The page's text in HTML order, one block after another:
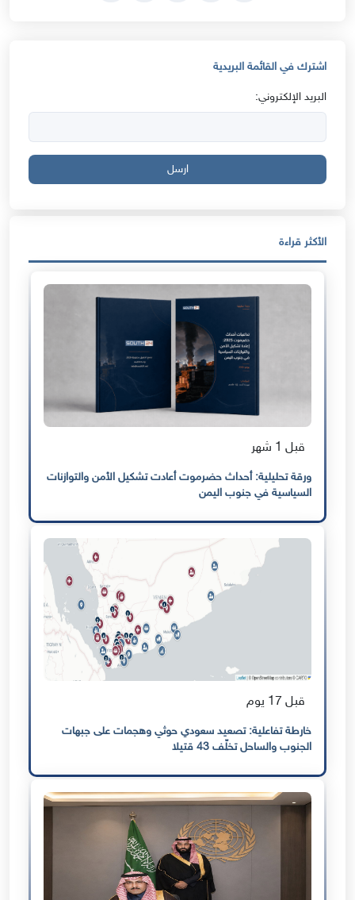
اشترك في القائمة البريدية
البريد الإلكتروني:
ارسل
الأكثر قراءة
قبل 1 شهر
ورقة تحليلية: أحداث حضرموت أعادت تشكيل الأمن والتوازنات
السياسية في جنوب اليمن
قبل 17 يوم
خارطة تفاعلية: تصعيد سعودي حوثي وهجمات على جبهات
الجنوب والساحل تخلّف 43 قتيلا